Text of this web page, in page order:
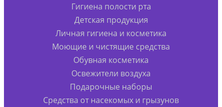
Гигиена полости рта
Детская продукция
Личная гигиена и косметика
Моющие и чистящие средства
Обувная косметика
Освежители воздуха
Подарочные наборы
Средства от насекомых и грызунов